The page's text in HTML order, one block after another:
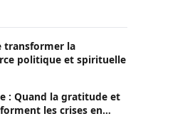
transformer la
politique et spirituelle
: Quand la gratitude et
les crises en